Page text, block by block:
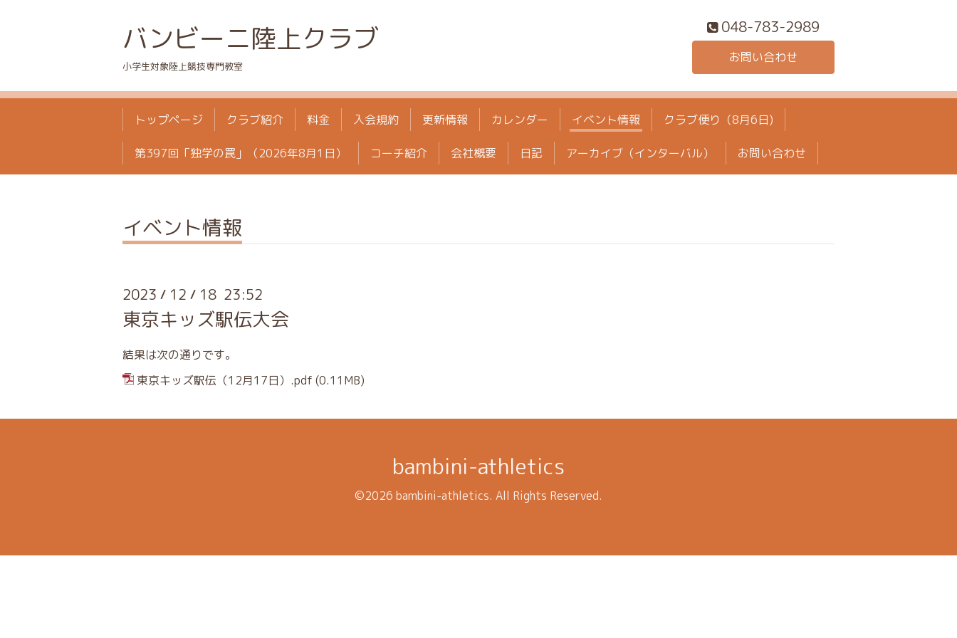
バンビーニ陸上クラブ
小学生対象陸上競技専門教室
048-783-2989
お問い合わせ
トップページ クラブ紹介 料金 入会規約 更新情報 カレンダー イベント情報 クラブ便り（8月6日)
第397回「独学の罠」（2026年8月1日） コーチ紹介 会社概要 日記 アーカイブ（インターバル） お問い合わせ
イベント情報
2023 / 12 / 18 23:52
東京キッズ駅伝大会
結果は次の通りです。
東京キッズ駅伝（12月17日）.pdf (0.11MB)
bambini-athletics
©2026 bambini-athletics. All Rights Reserved.